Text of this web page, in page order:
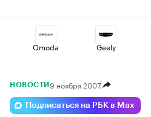
Omoda Geely
Jaecoo Voyah
НОВОСТИ 9 ноября 2007
Подписаться на РБК в Max